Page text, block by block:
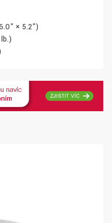
× 5.2")